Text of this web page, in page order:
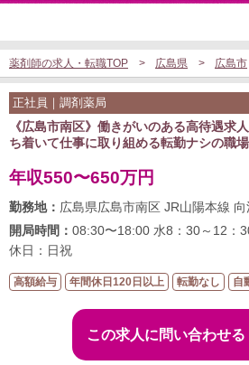
薬剤師の求人・転職TOP 広島県 広島市
正社員｜調剤薬局
《広島市南区》働きがいのある高待遇求
ち着いて仕事に取り組める転勤ナシの職
年収550〜650万円
勤務地： 広島県広島市南区 JR山陽本線
開局時間： 08:30〜18:00 水8：30～12：
休日：日祝
高額給与 年間休日120日以上 転勤なし 自
この求人に問い合わせる